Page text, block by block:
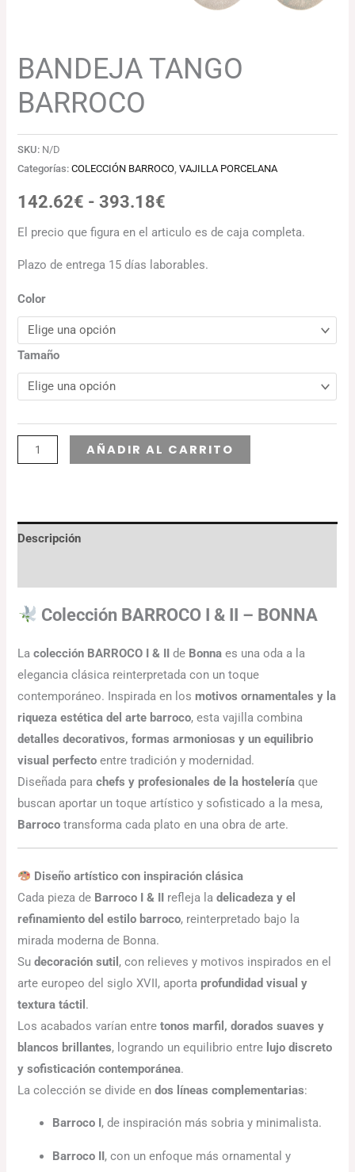
BANDEJA TANGO
BARROCO
SKU: N/D
Categorías:COLECCIÓN BARROCO ,VAJILLA PORCELANA
142.62€ - 393.18€
El precio que figura en el articulo es de caja completa.
Plazo de entrega 15 días laborables.
Color
Tamaño
AÑADIR AL CARRITO
Descripción
Colección BARROCO I & II – BONNA
Lacolección BARROCO I & II de Bonna es una oda a la
elegancia clásica reinterpretada con un toque
contemporáneo. Inspirada en losmotivos ornamentales y la
riqueza estética del arte barroco, esta vajilla combina
detalles decorativos, formas armoniosas y un equilibrio
visual perfecto entre tradición y modernidad.
Diseñada parachefs y profesionales de la hostelería que
buscan aportar un toque artístico y sofisticado a la mesa,
Barroco transforma cada plato en una obra de arte.
Diseño artístico con inspiración clásica
Cada pieza de Barroco I & II refleja ladelicadeza y el
refinamiento del estilo barroco, reinterpretado bajo la
mirada moderna de Bonna.
Sudecoración sutil , con relieves y motivos inspirados en el
arte europeo del siglo XVII, aportaprofundidad visual y
textura táctil .
Los acabados varían entretonos marfil, dorados suaves y
blancos brillantes, logrando un equilibrio entre lujo discreto
y sofisticación contemporánea.
La colección se divide endos líneas complementarias:
Barroco I , de inspiración más sobria y minimalista.
Barroco II, con un enfoque más ornamental y